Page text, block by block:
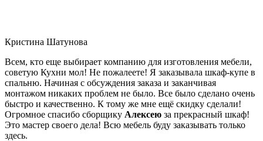
Кристина Шатунова
Всем, кто еще выбирает компанию для изготовления мебели,
советую Кухни мол! Не пожалеете! Я заказывала шкаф-купе в
спальню. Начиная с обсуждения заказа и заканчивая
монтажом никаких проблем не было. Все было сделано очень
быстро и качественно. К тому же мне ещё скидку сделали!
Огромное спасибо сборщику Алексею за прекрасный шкаф!
Это мастер своего дела! Всю мебель буду заказывать только
здесь.